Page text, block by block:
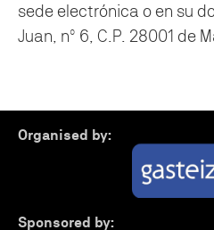
sede electrónica o en su
Juan, nº 6, C.P. 28001 de
Organised by:
Sponsored by: